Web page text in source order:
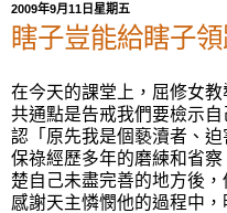
2009年9月11日星期五
瞎子豈能給瞎子
在今天的課堂上，屈修女
共通點是告戒我們要檢示
認「原先我是個褻瀆者、
保祿經歷多年的磨練和省
楚自己未盡完善的地方後
感謝天主憐憫他的過程中